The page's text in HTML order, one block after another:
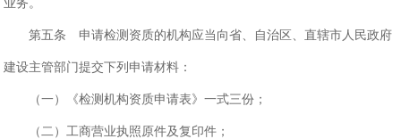
业务。
第五条 申请检测资质的机构应当向省、自治区、直辖市人民政府
建设主管部门提交下列申请材料：
（一）《检测机构资质申请表》一式三份；
（二）工商营业执照原件及复印件；